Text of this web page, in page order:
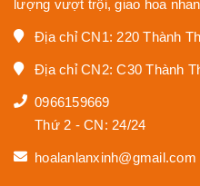
lượng vượt trội, giao hoa
Địa chỉ CN1: 220 Thành
Địa chỉ CN2: C30 Thành
0966159669
Thứ 2 - CN: 24/24
hoalanlanxinh@gmail.com